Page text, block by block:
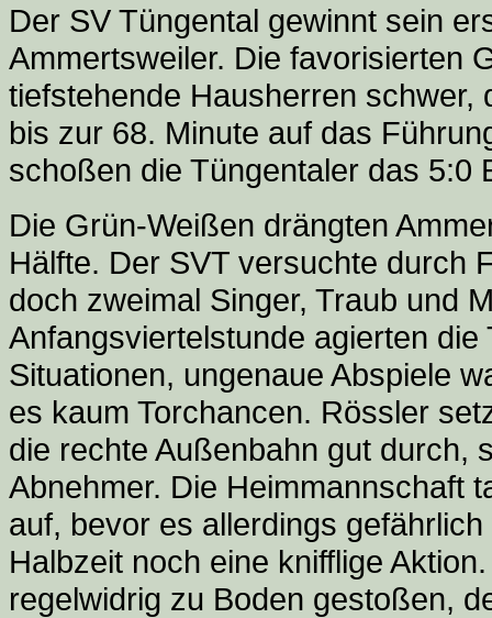
Der SV Tüngental gewinnt sein
Ammertsweiler. Die favorisierten
tiefstehende Hausherren
bis zur 68. Minute auf das
schoßen die Tüngentaler das 5:0
Die Grün-Weißen drängten
Hälfte. Der SVT versuchte durch
doch zweimal Singer, Traub und
Anfangsviertelstunde agierten
Situationen, ungenaue Abspiele
es kaum Torchancen. Rössler
die rechte Außenbahn gut durch,
Abnehmer. Die Heimmannschaft
auf, bevor es allerdings
Halbzeit noch eine knifflige
regelwidrig zu Boden gestoßen,